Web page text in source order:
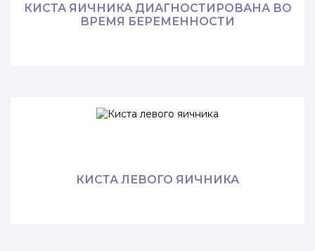
КИСТА ЯИЧНИКА ДИАГНОСТИРОВАНА ВО
ВРЕМЯ БЕРЕМЕННОСТИ
КИСТА ЛЕВОГО ЯИЧНИКА